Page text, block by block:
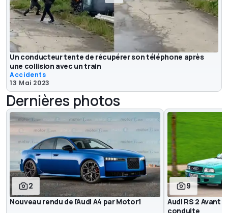
Un conducteur tente de récupérer son téléphone après
une collision avec un train
Accidents
13 Mai 2023
Dernières photos
2
Nouveau rendu de l’Audi A4 par Motor1
9
Audi RS 2 Avant
conduite